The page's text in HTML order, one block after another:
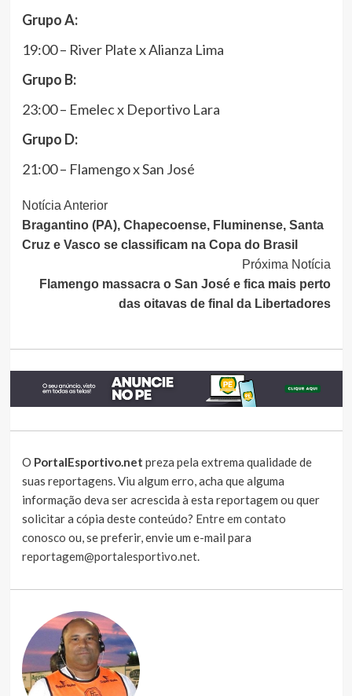
Grupo A:
19:00 – River Plate x Alianza Lima
Grupo B:
23:00 – Emelec x Deportivo Lara
Grupo D:
21:00 – Flamengo x San José
Continue
Lendo
Notícia Anterior
Bragantino (PA), Chapecoense, Fluminense, Santa
Cruz e Vasco se classificam na Copa do Brasil
Próxima Notícia
Flamengo massacra o San José e fica mais perto
das oitavas de final da Libertadores
O PortalEsportivo.net preza pela extrema qualidade de
suas reportagens. Viu algum erro, acha que alguma
informação deva ser acrescida à esta reportagem ou quer
solicitar a cópia deste conteúdo? Entre em contato
conosco ou, se preferir, envie um e-mail para
reportagem@portalesportivo.net.